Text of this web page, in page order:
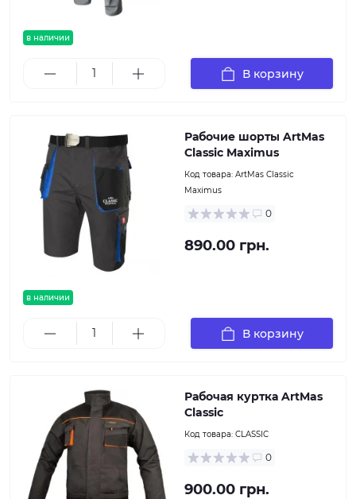
в наличии
В корзину
в наличии
Рабочие шорты ArtMas
Classic Maximus
Код товара: ArtMas Classic
Maximus
0
890.00 грн.
В корзину
Рабочая куртка ArtMas
Classic
Код товара: CLASSIC
0
900.00 грн.